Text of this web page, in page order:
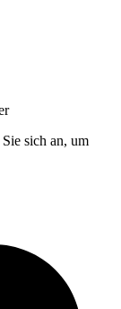
sich an, um